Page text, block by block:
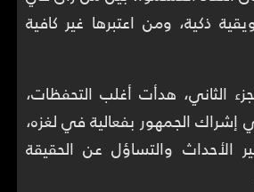
ذكية، ومن اعتبرها غير كافية
الثاني، هدأت أغلب التحفظات،
الجمهور بفعالية في لغزه،
الأحداث والتساؤل عن الحقيقة